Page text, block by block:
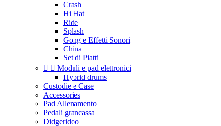
Crash
Hi Hat
Ride
Splash
Gong e Effetti Sonori
China
Set di Piatti
  Moduli e pad elettronici
Hybrid drums
Custodie e Case
Accessories
Pad Allenamento
Pedali grancassa
Didgeridoo